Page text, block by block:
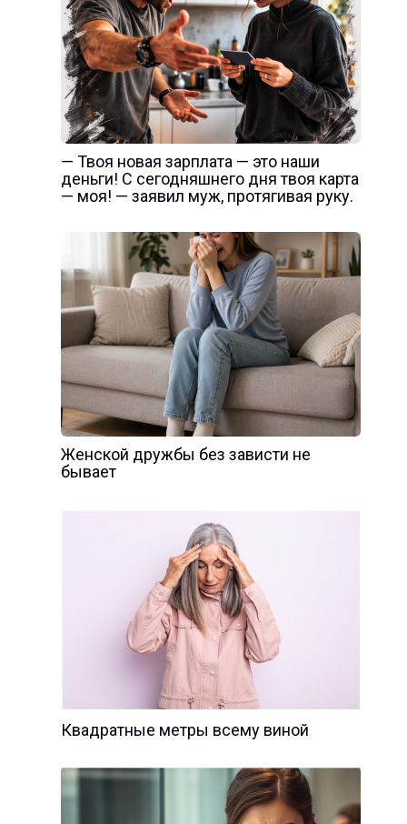
— Твоя новая зарплата — это наши
деньги! С сегодняшнего дня твоя карта
— моя! — заявил муж, протягивая руку.
Женской дружбы без зависти не
бывает
Квадратные метры всему виной